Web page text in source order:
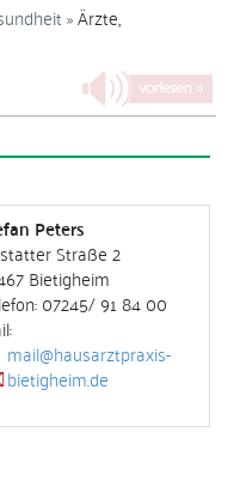
Ärzte,
Peters
Straße 2
Bietigheim
07245/ 91 84 00
mail@hausarztpraxis-
bietigheim.de